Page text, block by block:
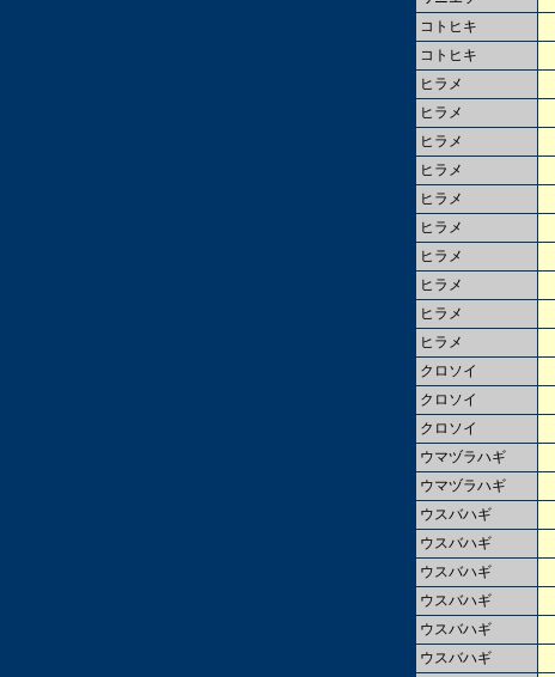
コトヒキ
コトヒキ
ヒラメ
ヒラメ
ヒラメ
ヒラメ
ヒラメ
ヒラメ
ヒラメ
ヒラメ
ヒラメ
ヒラメ
クロソイ
クロソイ
クロソイ
ウマヅラハギ
ウマヅラハギ
ウスバハギ
ウスバハギ
ウスバハギ
ウスバハギ
ウスバハギ
ウスバハギ